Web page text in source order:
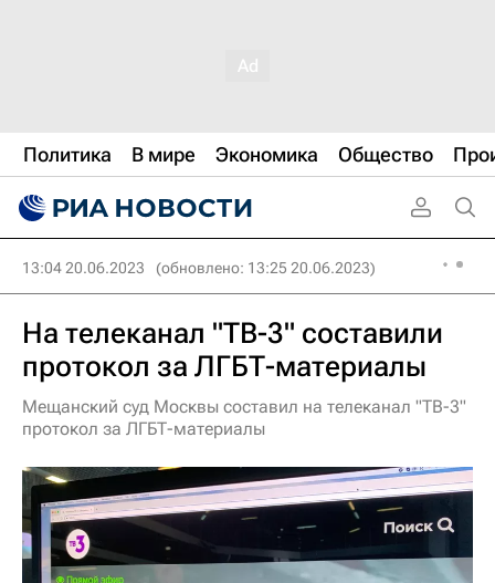
Политика В мире Экономика Общество
13:04 20.06.2023 (обновлено: 13:25 20.06.2023)
На телеканал "ТВ-3" составили
протокол за ЛГБТ-материалы
Мещанский суд Москвы составил на телеканал "ТВ-3"
протокол за ЛГБТ-материалы